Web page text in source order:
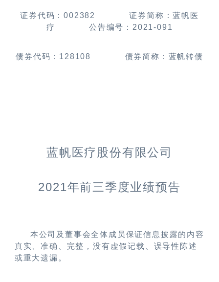
证券代码：002382
证券简称：蓝帆医
疗
公告编号： 2021-091
债券代码： 128108 债券简称：蓝帆转债
蓝帆医疗股份有限公司
2021年前三季度业绩预告
本公司及董事会全体成员保证信息披露的内容
真实、准确、完整，没有虚假记载、误导性陈述
或重大遗漏。